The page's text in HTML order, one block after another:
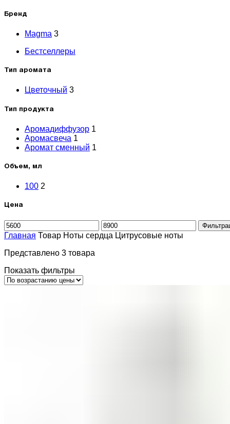
Бренд
Magma 3
Бестселлеры
Тип аромата
Цветочный 3
Тип продукта
Аромадиффузор 1
Аромасвеча 1
Аромат сменный 1
Объем, мл
100 2
Цена
Минимальная
цена
Максимальная
цена
Главная Товар Ноты сердца Цитрусовые ноты
Представлено 3 товара
Показать фильтры